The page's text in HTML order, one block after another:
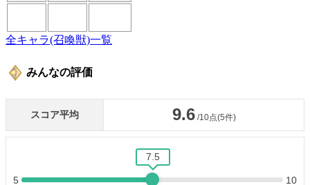
全キャラ(召喚獣)一覧
みんなの評価